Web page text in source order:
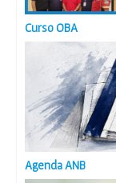
Curso OBA
Agenda ANB